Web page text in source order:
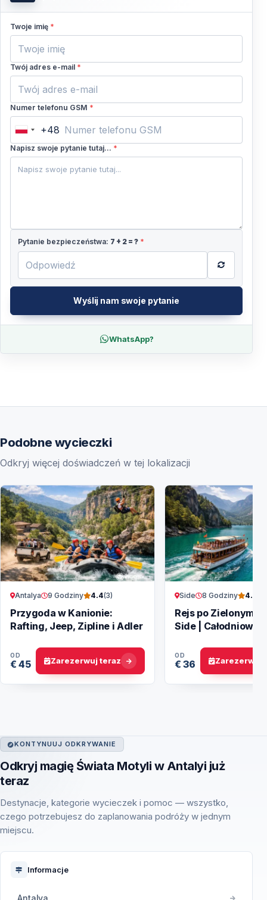
Twoje imię *
Twój adres e-mail *
Numer telefonu GSM *
Poland
+48
+48
Napisz swoje pytanie tutaj... *
Pytanie bezpieczeństwa: 7 + 2 = ? *
Wyślij nam swoje pytanie
WhatsApp?
Podobne wycieczki
Odkryj więcej doświadczeń w tej lokalizacji
Antalya 9 Godziny 4.4(3)
Przygoda w Kanionie:
Rafting, Jeep, Zipline i Adler
OD
€ 45 Zarezerwuj teraz
Side 8 Godziny 4.6
Rejs po Zielonym
Side | Całodniowa
OD
€ 36 Zarezerwuj
KONTYNUUJ ODKRYWANIE
Odkryj magię Świata Motyli w Antalyi już
teraz
Destynacje, kategorie wycieczek i pomoc — wszystko,
czego potrzebujesz do zaplanowania podróży w jednym
miejscu.
Informacje
Antalya